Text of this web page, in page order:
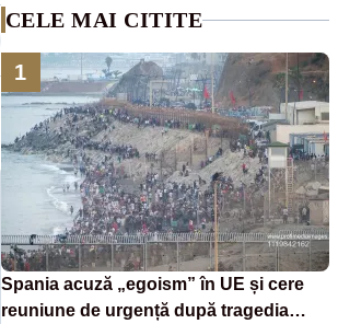
CELE MAI CITITE
1
Spania acuză „egoism” în UE și cere
reuniune de urgență după tragedia